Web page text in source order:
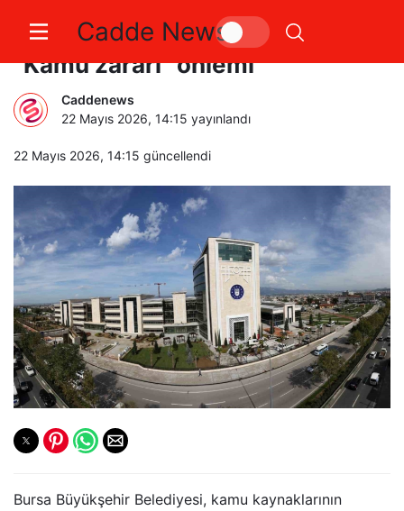
Cadde News
Bursa Büyükşehir Belediyesi’nde
“Kamu zararı” önlemi
Caddenews
22 Mayıs 2026, 14:15 yayınlandı
22 Mayıs 2026, 14:15 güncellendi
Bursa Büyükşehir Belediyesi, kamu kaynaklarının